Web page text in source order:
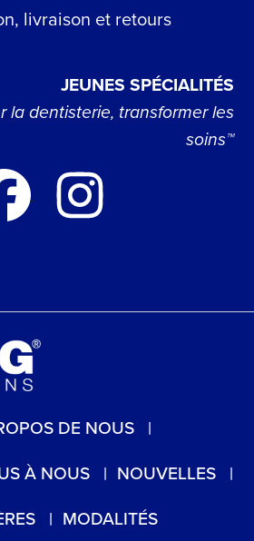
livraison et retours
JEUNES SPÉCIALITÉS
la dentisterie, transformer les
soins™
DE NOUS
À NOUS
NOUVELLES
MODALITÉS